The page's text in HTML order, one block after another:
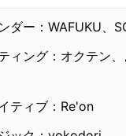
ダー：WAFUKU、
ィング：オクテン
ティブ：Re'on